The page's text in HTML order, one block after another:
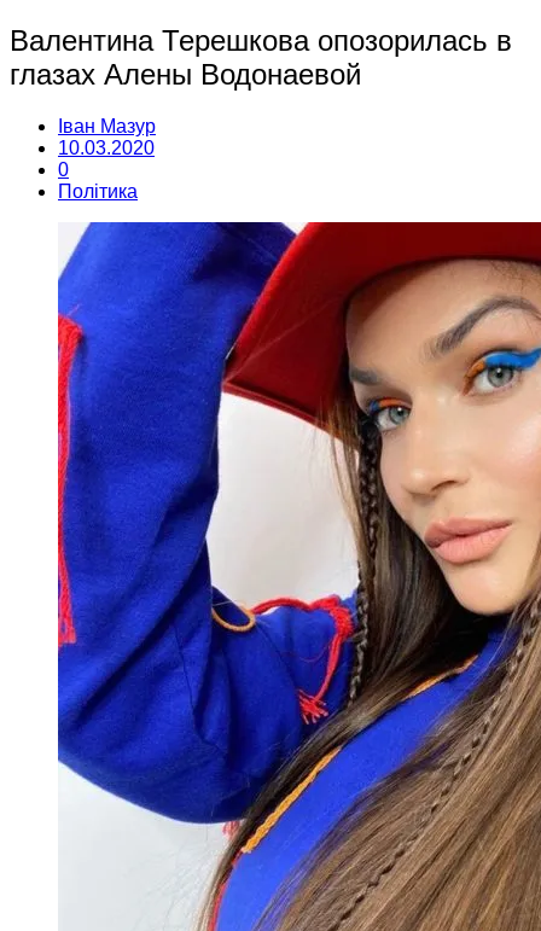
Валентина Терешкова опозорилась в
глазах Алены Водонаевой
Іван Мазур
10.03.2020
0
Політика